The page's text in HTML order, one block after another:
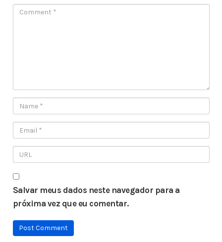
Salvar meus dados neste navegador para a
próxima vez que eu comentar.